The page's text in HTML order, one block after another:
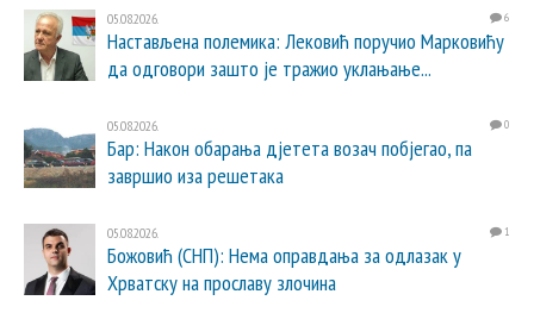
05.08.2026. 6
Настављена полемика: Лековић поручио Марковићу
да одговори зашто је тражио уклањање...
05.08.2026. 0
Бар: Након обарања дјетета возач побјегао, па
завршио иза решетака
05.08.2026. 1
Божовић (СНП): Нема оправдања за одлазак у
Хрватску на прославу злочина